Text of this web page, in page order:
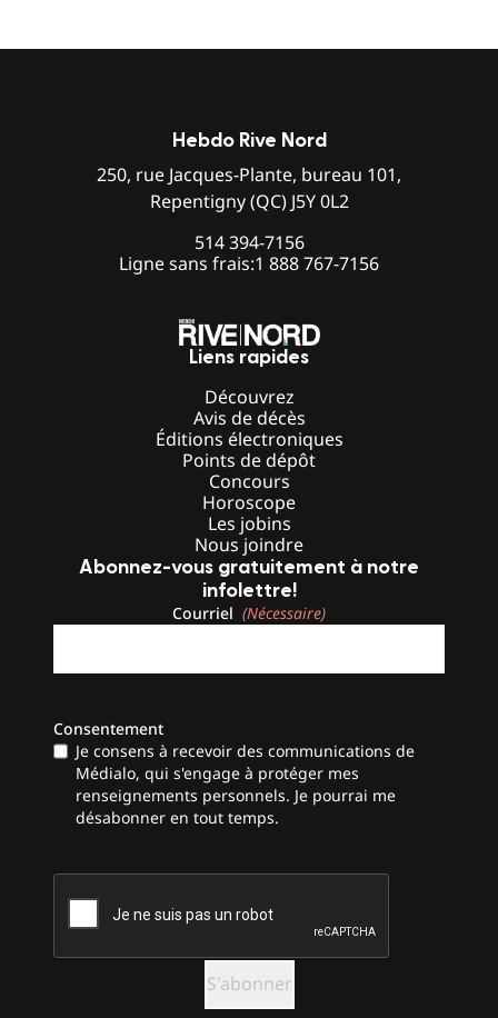
Hebdo Rive Nord
250, rue Jacques-Plante, bureau 101,
Repentigny (QC) J5Y 0L2
514 394-7156
Ligne sans frais:1 888 767-7156
Liens rapides
Découvrez
Avis de décès
Éditions électroniques
Points de dépôt
Concours
Horoscope
Les jobins
Nous joindre
Abonnez-vous gratuitement à notre
infolettre!
Courriel (Nécessaire)
Consentement
Je consens à recevoir des communications de
Médialo, qui s'engage à protéger mes
renseignements personnels. Je pourrai me
désabonner en tout temps.
CAPTCHA